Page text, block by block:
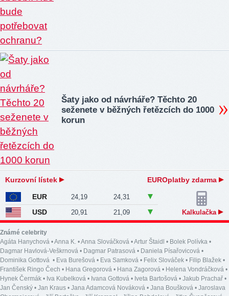
Šaty jako od návrháře? Těchto 20
seženete v běžných řetězcích do 1000
korun
Kurzovní lístek EUROplatby zdarma
EUR 24,19 24,31
USD 20,91 21,09 Kalkulačka
Známé celebrity
Agáta Hanychová •Anna K. •Anna Slováčková •Artur Štaidl • Bolek Polívka •
Dagmar Havlová-Veškrnová • Dagmar Patrasová • Daniela Písařovicová •
Dominika Gottová • Eva Burešová • Eva Samková • Felix Slováček • Filip Blažek •
František Ringo Čech • Hana Gregorová • Hana Zagorová • Helena Vondráčková •
Hynek Čermák • Iva Kubelková • Ivana Gottová • Iveta Bartošová • Jakub Prachař •
Jan Čenský • Jan Kraus • Jana Adamcová Nováková • Jana Boušková • Jaroslava